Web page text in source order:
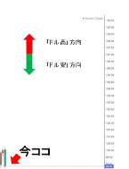
たも暗礁」の危
・本日07月29
の二段コンボ
低い。全産業の